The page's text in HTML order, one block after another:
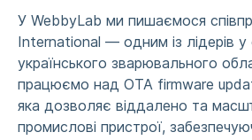
У WebbyLab ми пишаємося
International — одним із лідерів у
українського зварювального
працюємо над OTA firmware
яка дозволяє віддалено та
промислові пристрої,